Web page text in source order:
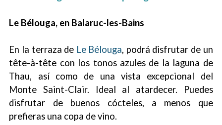
Le Bélouga, en Balaruc-les-Bains
En la terraza de Le Bélouga, podrá disfrutar de un
tête-à-tête con los tonos azules de la laguna de
Thau, así como de una vista excepcional del
Monte Saint-Clair. Ideal al atardecer. Puedes
disfrutar de buenos cócteles, a menos que
prefieras una copa de vino.